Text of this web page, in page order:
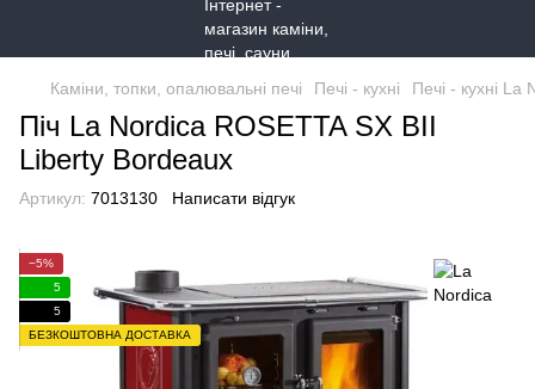
Каміни, топки, опалювальні печі Печі - кухні Печі - кухні La
Піч La Nordica ROSETTA SX BII
Liberty Bordeaux
Артикул: 7013130 Написати відгук
−5%
5
5
БЕЗКОШТОВНА ДОСТАВКА